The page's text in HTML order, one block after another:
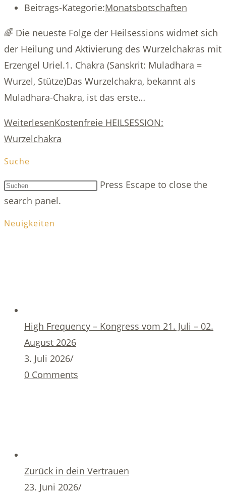
Beitrags-Kategorie:Monatsbotschaften
🌈 Die neueste Folge der Heilsessions widmet sich
der Heilung und Aktivierung des Wurzelchakras mit
Erzengel Uriel.1. Chakra (Sanskrit: Muladhara =
Wurzel, Stütze)Das Wurzelchakra, bekannt als
Muladhara-Chakra, ist das erste…
WeiterlesenKostenfreie HEILSESSION:
Wurzelchakra
Suche
Press Escape to close the
search panel.
Neuigkeiten
High Frequency – Kongress vom 21. Juli – 02.
August 2026
3. Juli 2026/
0 Comments
Zurück in dein Vertrauen
23. Juni 2026/